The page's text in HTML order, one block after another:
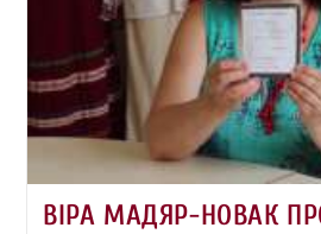
ВІРА МАДЯР-НОВАК